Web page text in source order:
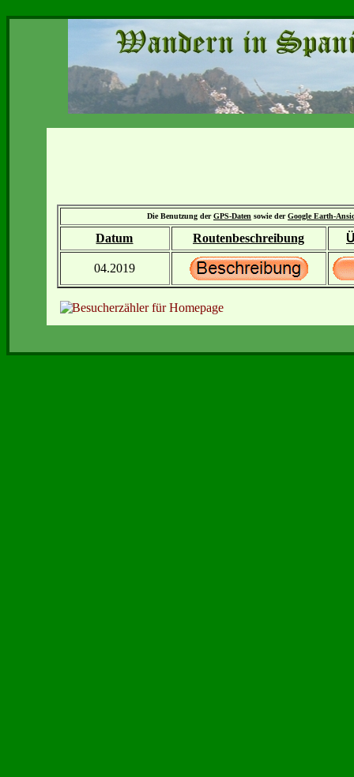
Die Benutzung derGPS-Daten sowie derGoogle Earth-
Datum Routenbeschreibung
04.2019